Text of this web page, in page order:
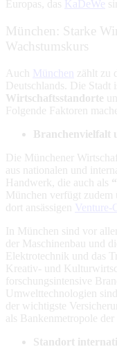
Europas, das KaDeWe
München: Starke
Wachstumskurs
Auch München
zählt zu
Deutschlands. Die Stadt
Wirtschaftsstandorte
Folgende Faktoren
Branchenvielfalt
Die Münchener
aus nationalen und
Handwerk, die auch als
München verfügt zudem
dort ansässigen
Venture-
In München sind vor
der Maschinenbau und
Elektrotechnik und das
Kreativ- und
forschungsintensive
Umwelttechnologien
der wichtigste
als Bankenmetropole der
Standort